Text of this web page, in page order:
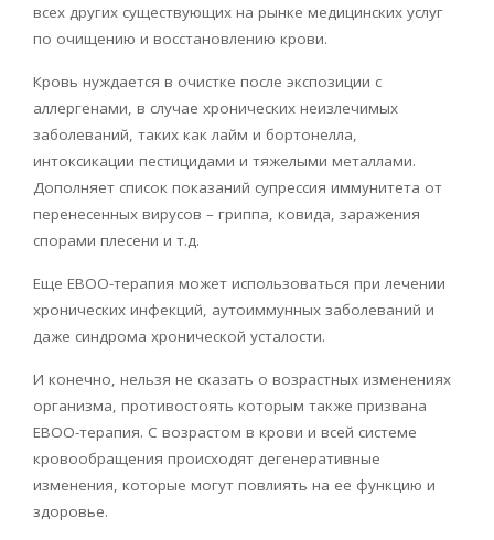
всех других существующих на рынке медицинских услуг
по очищению и восстановлению крови.
Кровь нуждается в очистке после экспозиции с
аллергенами, в случае хронических неизлечимых
заболеваний, таких как лайм и бортонелла,
интоксикации пестицидами и тяжелыми металлами.
Дополняет список показаний супрессия иммунитета от
перенесенных вирусов – гриппа, ковида, заражения
спорами плесени и т.д.
Еще EBOO-терапия может использоваться при лечении
хронических инфекций, аутоиммунных заболеваний и
даже синдрома хронической усталости.
И конечно, нельзя не сказать о возрастных изменениях
организма, противостоять которым также призвана
ЕВОО-терапия. С возрастом в крови и всей системе
кровообращения происходят дегенеративные
изменения, которые могут повлиять на ее функцию и
здоровье.